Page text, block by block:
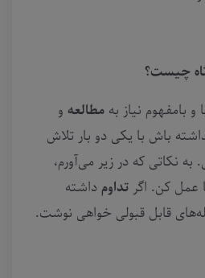
چیست؟
بامفهوم نیاز به مطالعه و
باش با یکی دو بار تلاش
نکاتی که در زیر می‌آورم،
کن. اگر تداومداشته
قابل قبولی خواهی نوشت.